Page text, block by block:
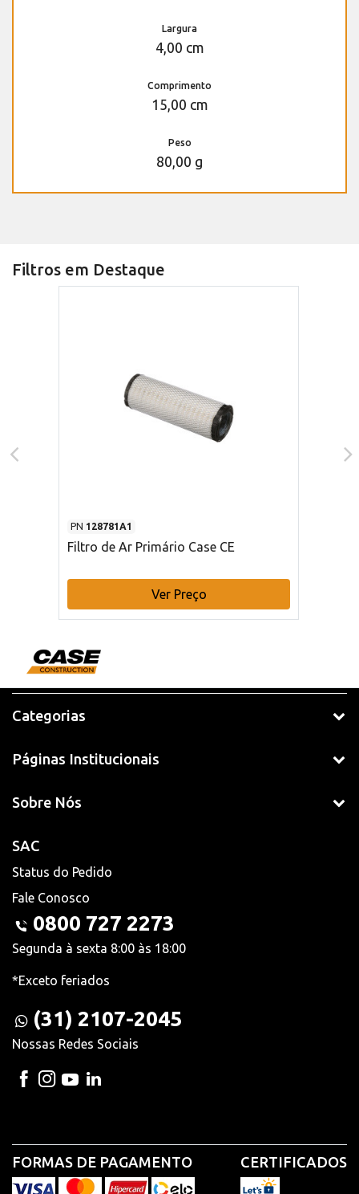
Largura
4,00 cm
Comprimento
15,00 cm
Peso
80,00 g
Filtros em Destaque
PN 128781A1
Filtro de Ar Primário Case CE
Ver Preço
Categorias
Páginas Institucionais
Sobre Nós
SAC
Status do Pedido
Fale Conosco
0800 727 2273
Segunda à sexta 8:00 às 18:00
*Exceto feriados
(31) 2107-2045
Nossas Redes Sociais
FORMAS DE PAGAMENTO CERTIFICADOS